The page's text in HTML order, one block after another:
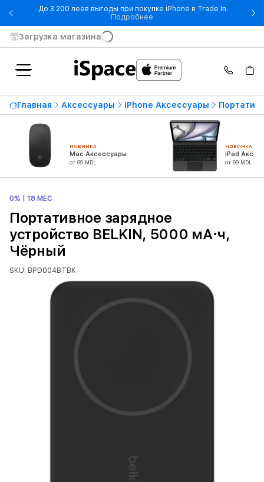
До 3 200 леев выгоды при покупке iPhone в Trade In
Подробнее - До 3 200 леев выгоды при
Загрузка магазина
Главная Аксессуары iPhone Аксессуары
НОВИНКА
Mac Аксессуары
от 99 MDL
НОВИНКА
iPad
от 99 MDL
0% | 18 МЕС
Портативное зарядное
устройство BELKIN, 5000 мА·ч,
Чёрный
SKU: BPD004BTBK